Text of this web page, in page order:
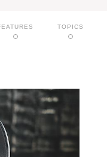
TOPICS